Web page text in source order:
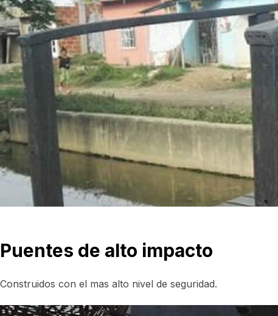
Puentes de alto impacto
Construidos con el mas alto nivel de seguridad.